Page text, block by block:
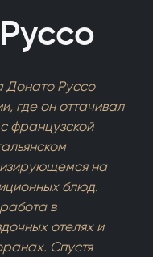
Донато Руссо
где он оттачивал
французской
на
блюд.
в
отелях и
Спустя